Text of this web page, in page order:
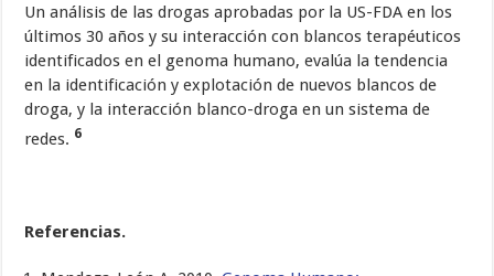
Un análisis de las drogas aprobadas por la US-FDA en los
últimos 30 años y su interacción con blancos terapéuticos
identificados en el genoma humano, evalúa la tendencia
en la identificación y explotación de nuevos blancos de
droga, y la interacción blanco-droga en un sistema de
redes. 6
Referencias.